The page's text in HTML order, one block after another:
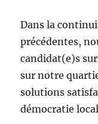
Dans la
précédentes,
candidat(e)s
sur notre
solutions
démocratie